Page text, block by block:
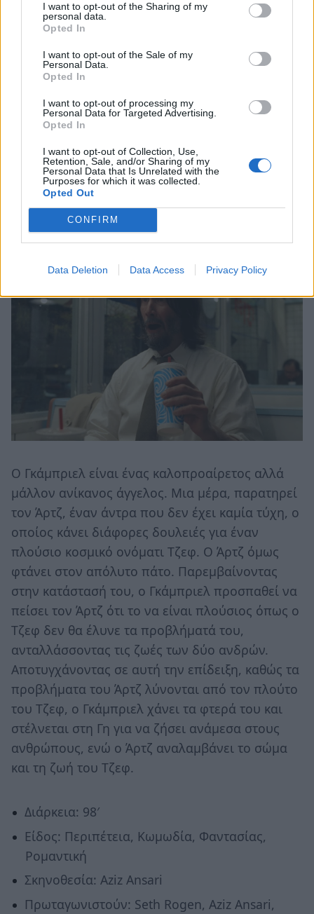
I want to opt-out of the Sharing of my
personal data.
Opted In
I want to opt-out of the Sale of my
Personal Data.
Opted In
I want to opt-out of processing my
Personal Data for Targeted Advertising.
Opted In
I want to opt-out of Collection, Use,
Retention, Sale, and/or Sharing of my
Personal Data that Is Unrelated with the
Purposes for which it was collected.
Opted Out
CONFIRM
Data Deletion Data Access Privacy Policy
Τύχη Βουνό
Good Fortune
Ο Γκάμπριελ είναι ένας καλοπροαίρετος αλλά
μάλλον ανίκανος άγγελος. Μια μέρα, παρατηρεί
τον Άρτζ, έναν άντρα που δεν έχει καμία τύχη, ο
οποίος κάνει διάφορες δουλειές για έναν
πλούσιο κοσμικό ονόματι Τζεφ. Ο Άρτζ όμως
φτάνει στον απόλυτο πάτο. Παρεμβαίνοντας
στην κατάστασή του, ο Γκάμπριελ προσπαθεί να
πείσει τον Άρτζ ότι το να είναι πλούσιος όπως ο
Τζεφ δεν θα έλυνε τα προβλήματά του,
ανταλλάσσοντας τις ζωές των δύο ανδρών.
Αποτυγχάνοντας σε αυτή την επίδειξη, καθώς τα
προβλήματα του Άρτζ λύνονται από τον πλούτο
του Τζεφ, ο Γκάμπριελ χάνει τα φτερά του και
στέλνεται στη Γη για να ζήσει ανάμεσα στους
ανθρώπους, ενώ ο Άρτζ αναλαμβάνει το σώμα
και τη ζωή του Τζεφ.
Διάρκεια: 98′
Είδος: Περιπέτεια, Κωμωδία, Φαντασίας,
Ρομαντική
Σκηνοθεσία: Aziz Ansari
Πρωταγωνιστούν: Seth Rogen, Aziz Ansari,